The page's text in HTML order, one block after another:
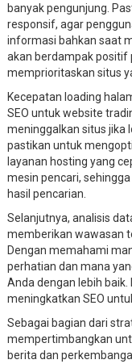
banyak pengunjung.
responsif, agar
informasi bahkan saat
akan berdampak positif
memprioritaskan situs
Kecepatan loading
SEO untuk website
meninggalkan situs jika
pastikan untuk
layanan hosting yang
mesin pencari,
hasil pencarian.
Selanjutnya, analisis
memberikan wawasan
Dengan memahami
perhatian dan mana
Anda dengan lebih
meningkatkan SEO
Sebagai bagian dari
mempertimbangkan
berita dan